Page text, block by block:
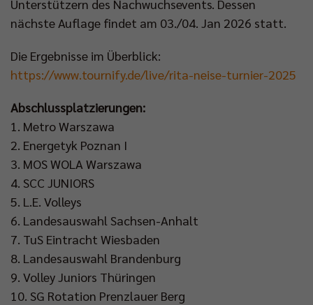
Unterstützern des Nachwuchsevents. Dessen
nächste Auflage findet am 03./04. Jan 2026 statt.
Die Ergebnisse im Überblick:
https://www.tournify.de/live/rita-neise-turnier-2025
Abschlussplatzierungen:
1. Metro Warszawa
2. ⁠Energetyk Poznan I
3. ⁠MOS WOLA Warszawa
4. ⁠SCC JUNIORS
5. ⁠L.E. Volleys
6. ⁠Landesauswahl Sachsen-Anhalt
7. ⁠TuS Eintracht Wiesbaden
8. ⁠Landesauswahl Brandenburg
9. ⁠Volley Juniors Thüringen
10. ⁠SG Rotation Prenzlauer Berg